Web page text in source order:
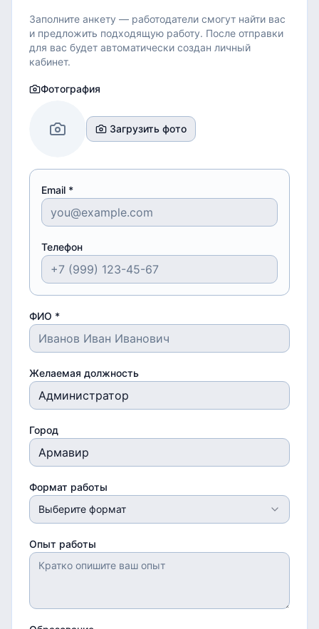
Заполните анкету — работодатели смогут найти вас
и предложить подходящую работу. После отправки
для вас будет автоматически создан личный
кабинет.
Фотография
Загрузить фото
Email *
Телефон
ФИО *
Желаемая должность
Город
Формат работы
Выберите формат
Опыт работы